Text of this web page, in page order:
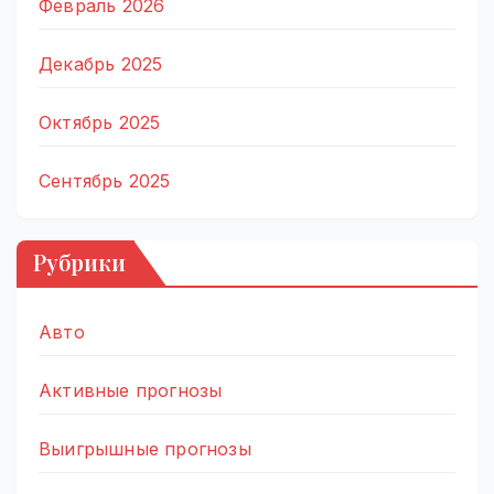
Февраль 2026
Декабрь 2025
Октябрь 2025
Сентябрь 2025
Рубрики
Авто
Активные прогнозы
Выигрышные прогнозы